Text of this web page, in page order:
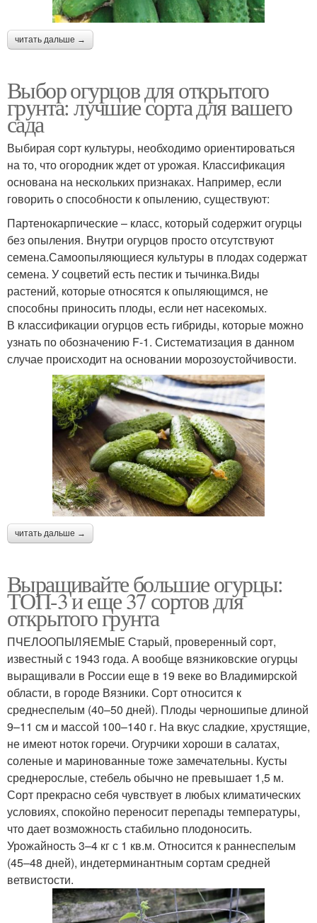
читать дальше →
Выбор огурцов для открытого
грунта: лучшие сорта для вашего
сада
Выбирая сорт культуры, необходимо ориентироваться
на то, что огородник ждет от урожая. Классификация
основана на нескольких признаках. Например, если
говорить о способности к опылению, существуют:
Партенокарпические – класс, который содержит огурцы
без опыления. Внутри огурцов просто отсутствуют
семена.Самоопыляющиеся культуры в плодах содержат
семена. У соцветий есть пестик и тычинка.Виды
растений, которые относятся к опыляющимся, не
способны приносить плоды, если нет насекомых.
В классификации огурцов есть гибриды, которые можно
узнать по обозначению F-1. Систематизация в данном
случае происходит на основании морозоустойчивости.
читать дальше →
Выращивайте большие огурцы:
ТОП-3 и еще 37 сортов для
открытого грунта
ПЧЕЛООПЫЛЯЕМЫЕ Старый, проверенный сорт,
известный с 1943 года. А вообще вязниковские огурцы
выращивали в России еще в 19 веке во Владимирской
области, в городе Вязники. Сорт относится к
среднеспелым (40–50 дней). Плоды черношипые длиной
9–11 см и массой 100–140 г. На вкус сладкие, хрустящие,
не имеют ноток горечи. Огурчики хороши в салатах,
соленые и маринованные тоже замечательны. Кусты
среднерослые, стебель обычно не превышает 1,5 м.
Сорт прекрасно себя чувствует в любых климатических
условиях, спокойно переносит перепады температуры,
что дает возможность стабильно плодоносить.
Урожайность 3–4 кг с 1 кв.м. Относится к раннеспелым
(45–48 дней), индетерминантным сортам средней
ветвистости.